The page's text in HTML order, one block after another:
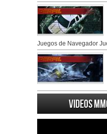
Juegos de Navegador
Videos